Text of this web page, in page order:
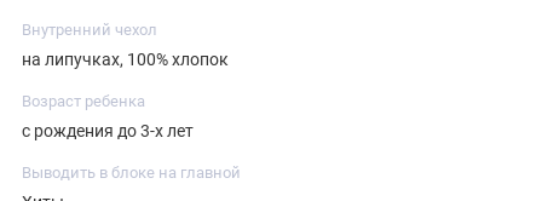
Внутренний чехол
на липучках, 100% хлопок
Возраст ребенка
с рождения до 3-х лет
Выводить в блоке на главной